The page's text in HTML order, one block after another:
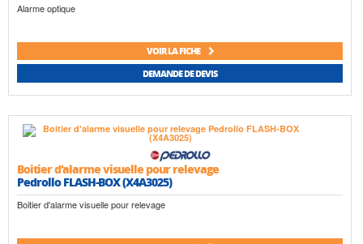
Alarme optique
VOIR LA FICHE
DEMANDE DE DEVIS
Boitier d'alarme visuelle pour relevage
Pedrollo FLASH-BOX (X4A3025)
Boitier d'alarme visuelle pour relevage